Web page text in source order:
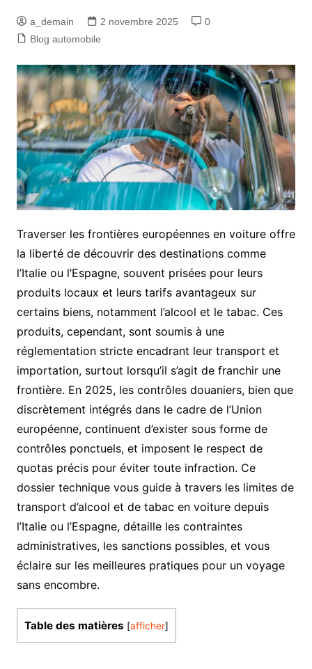
a_demain 2 novembre 2025
0
Blog automobile
Traverser les frontières européennes en voiture offre
la liberté de découvrir des destinations comme
l’Italie ou l’Espagne, souvent prisées pour leurs
produits locaux et leurs tarifs avantageux sur
certains biens, notamment l’alcool et le tabac. Ces
produits, cependant, sont soumis à une
réglementation stricte encadrant leur transport et
importation, surtout lorsqu’il s’agit de franchir une
frontière. En 2025, les contrôles douaniers, bien que
discrètement intégrés dans le cadre de l’Union
européenne, continuent d’exister sous forme de
contrôles ponctuels, et imposent le respect de
quotas précis pour éviter toute infraction. Ce
dossier technique vous guide à travers les limites de
transport d’alcool et de tabac en voiture depuis
l’Italie ou l’Espagne, détaille les contraintes
administratives, les sanctions possibles, et vous
éclaire sur les meilleures pratiques pour un voyage
sans encombre.
Table des matières [afficher]